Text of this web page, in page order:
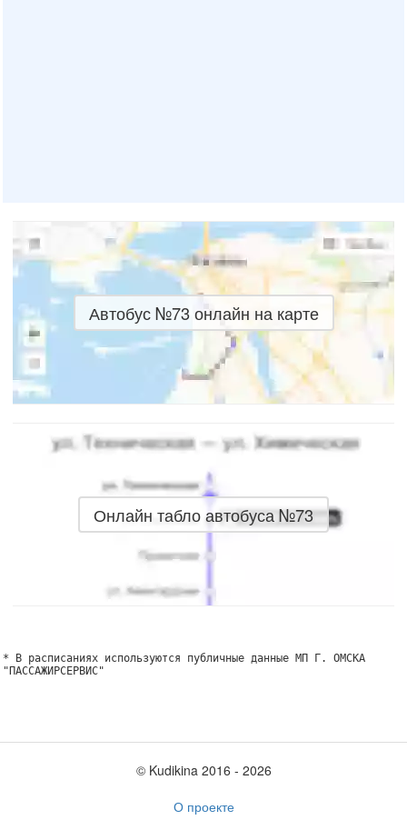
Автобус №73 онлайн на карте
Онлайн табло автобуса №73
* В расписаниях используются публичные данные МП Г. ОМСКА
"ПАССАЖИРСЕРВИС"
© Kudikina 2016 ‐ 2026
О проекте